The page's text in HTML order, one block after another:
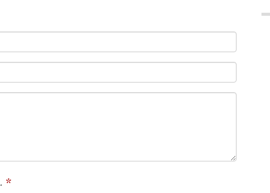
. *